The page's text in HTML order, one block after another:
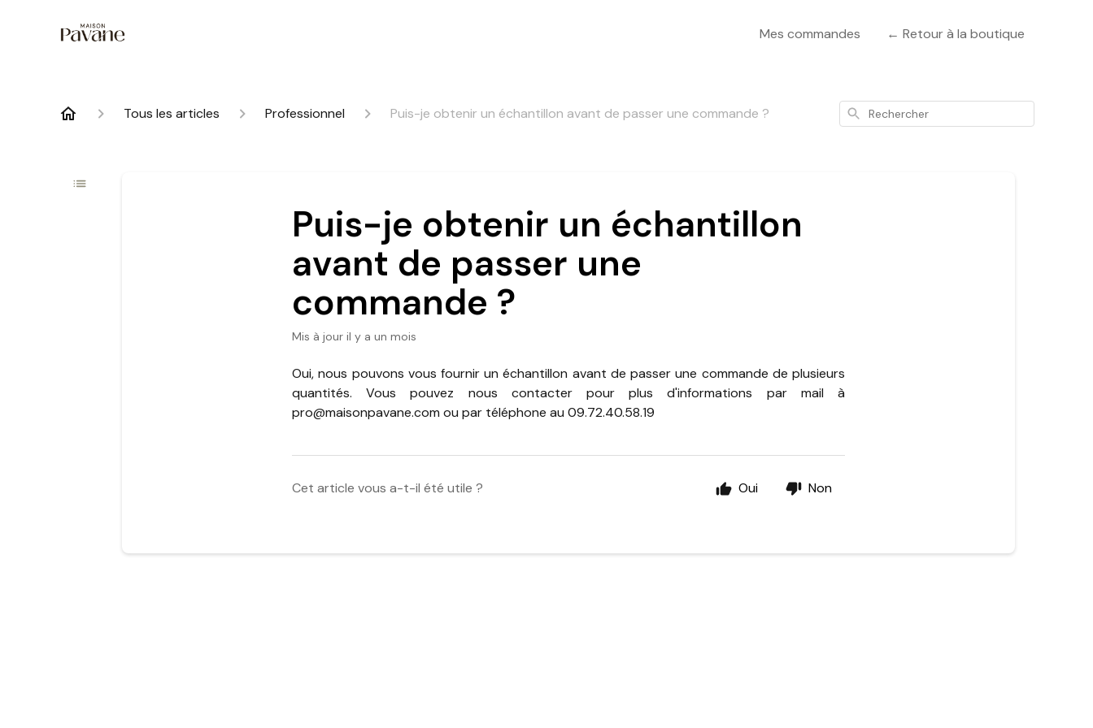
Mes commandes ← Retour à la boutique
Tous les articles Professionnel Puis-je obtenir un échantillon avant de passer une commande ? Rechercher
Puis-je obtenir un échantillon
avant de passer une
commande ?
Mis à jour il y a un mois
Oui, nous pouvons vous fournir un échantillon avant de passer une commande de plusieurs
quantités. Vous pouvez nous contacter pour plus d'informations par mail à
pro@maisonpavane.com ou par téléphone au 09.72.40.58.19
Cet article vous a-t-il été utile ? Oui Non